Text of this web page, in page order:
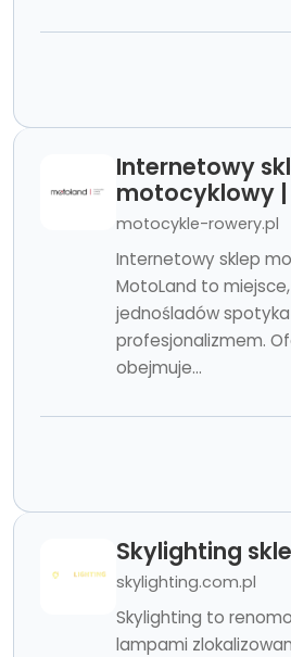
Internetowy
motocyklowy |
motocykle-rowery.pl
Internetowy sklep
MotoLand to
jednośladów spotyka
profesjonalizmem.
obejmuje...
Skylighting
skylighting.com.pl
Skylighting to
lampami